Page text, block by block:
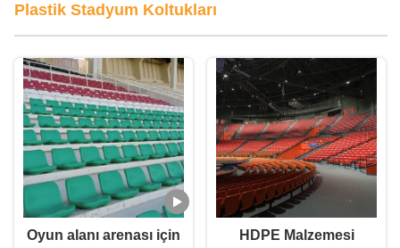
Plastik Stadyum Koltukları
Oyun alanı arenası için
HDPE Malzemesi